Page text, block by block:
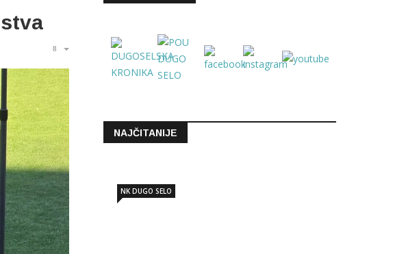
NAJČITANIJE
NK DUGO SELO